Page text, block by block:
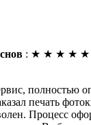
: ★ ★ ★ ★ ★
полностью
печать
Процесс